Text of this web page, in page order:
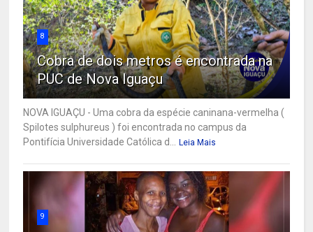
8
Cobra de dois metros é encontrada na
PUC de Nova Iguaçu
NOVA IGUAÇU - Uma cobra da espécie caninana-vermelha (
Spilotes sulphureus ) foi encontrada no campus da
Pontifícia Universidade Católica d...
Leia Mais
9